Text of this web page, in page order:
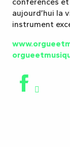
aujourd’hui la
instrument